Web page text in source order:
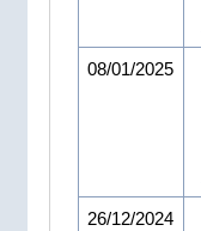
08/01/2025
26/12/2024